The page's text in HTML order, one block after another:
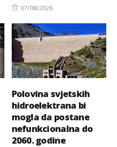
Posted
07/08/2026
Polovina svjetskih
hidroelektrana bi
mogla da postane
nefunkcionalna do
2060. godine